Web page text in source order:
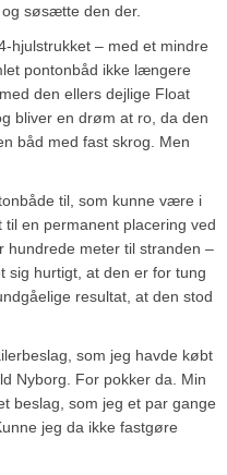
søsætte den der.
hjulstrukket – med et mindre
pontonbåd ikke længere
den ellers dejlige Float
bliver en drøm at ro, da den
båd med fast skrog. Men
til, som kunne være i
til en permanent placering ved
hundrede meter til stranden –
sig hurtigt, at den er for tung
resultat, at den stod
som jeg havde købt
Nyborg. For pokker da. Min
beslag, som jeg et par gange
jeg da ikke fastgøre